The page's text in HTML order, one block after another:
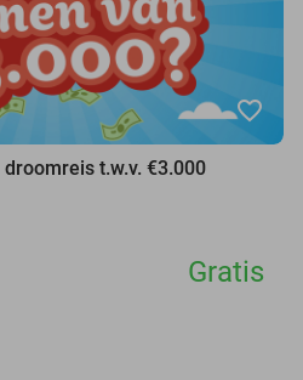
favorite_border
t.w.v. €3.000
Gratis